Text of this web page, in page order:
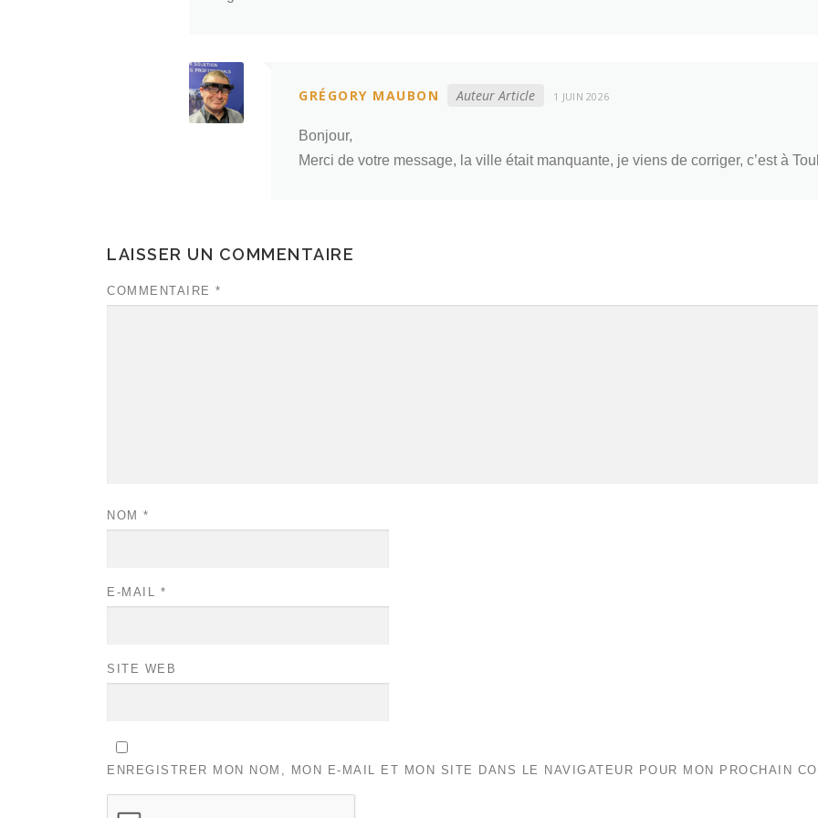
GRÉGORY MAUBON Auteur Article 1 JUIN 2026
Bonjour,
Merci de votre message, la ville était manquante, je viens de corriger, c’est à
LAISSER UN COMMENTAIRE
COMMENTAIRE *
NOM *
E-MAIL *
SITE WEB
ENREGISTRER MON NOM, MON E-MAIL ET MON SITE DANS LE NAVIGATEUR POUR MON PROCHAIN